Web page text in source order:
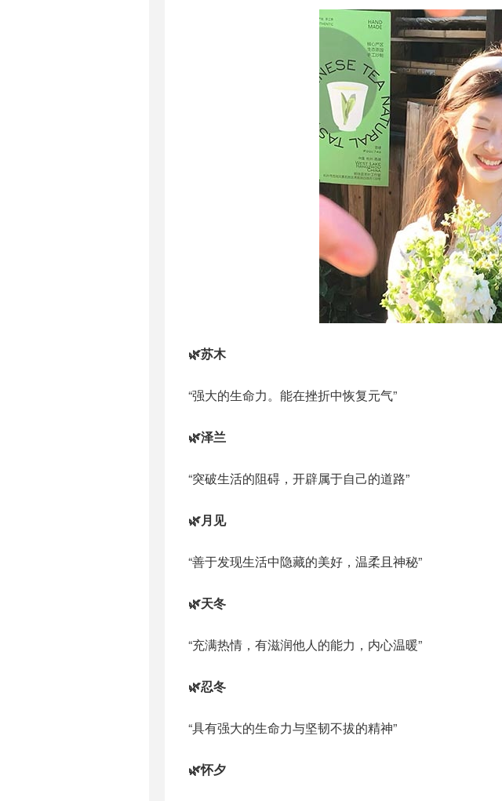
🌿苏木
“强大的生命力。能在挫折中恢复元气”
🌿泽兰
“突破生活的阻碍，开辟属于自己的道路”
🌿月见
“善于发现生活中隐藏的美好，温柔且神秘”
🌿天冬
“充满热情，有滋润他人的能力，内心温暖”
🌿忍冬
“具有强大的生命力与坚韧不拔的精神”
🌿怀夕